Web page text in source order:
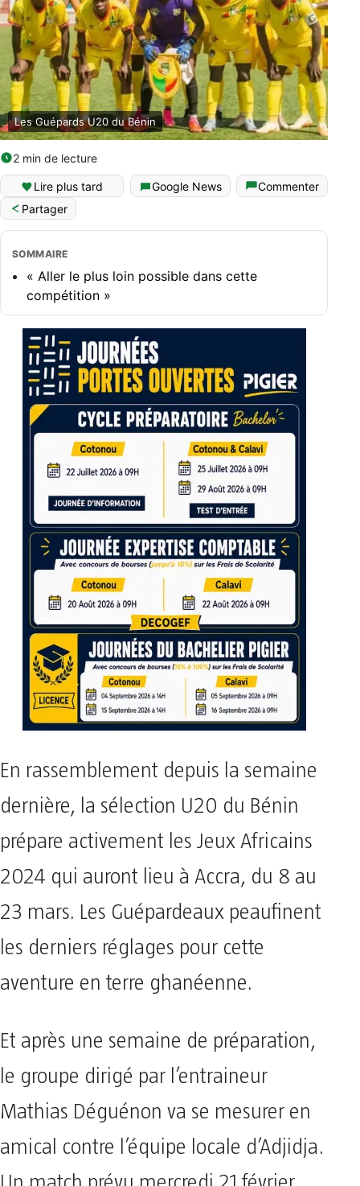
Les Guépards U20 du Bénin
2 min de lecture
Lire plus tard Google News
Commenter
Partager
SOMMAIRE
« Aller le plus loin possible dans cette
compétition »
En rassemblement depuis la semaine
dernière, la sélection U20 du Bénin
prépare activement les Jeux Africains
2024 qui auront lieu à Accra, du 8 au
23 mars. Les Guépardeaux peaufinent
les derniers réglages pour cette
aventure en terre ghanéenne.
Et après une semaine de préparation,
le groupe dirigé par l’entraineur
Mathias Déguénon va se mesurer en
amical contre l’équipe locale d’Adjidja.